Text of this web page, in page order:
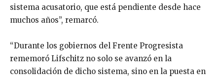
sistema acusatorio, que está pendiente desde hace
muchos años”, remarcó.
“Durante los gobiernos del Frente Progresista
rememoró Lifschitz no solo se avanzó en la
consolidación de dicho sistema, sino en la puesta en